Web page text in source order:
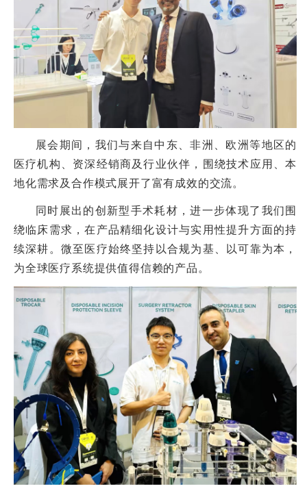
展会期间，我们与来自中东、非洲、欧洲等地区的
医疗机构、资深经销商及行业伙伴，围绕技术应用、本
地化需求及合作模式展开了富有成效的交流。
同时展出的创新型手术耗材 ，进一步体现了我们围
绕临床需求，在产品精细化设计与实用性提升方面的持
续深耕。微至医疗始终坚持以合规为基、以可靠为本，
为全球医疗系统提供值得信赖的产品。